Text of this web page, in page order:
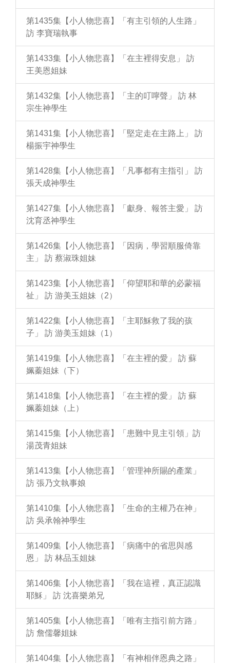
第1435集【小人物悲喜】「有主引領的人生路」
訪 李寶瑞執事
第1433集【小人物悲喜】「在主裡得安息」 訪
王美恩姐妹
第1432集【小人物悲喜】「主的叮嚀聲」 訪 林
宗生神學生
第1431集【小人物悲喜】「堅定走在主路上」 訪
楊振宇神學生
第1428集【小人物悲喜】「凡事都有主指引」 訪
張天成神學生
第1427集【小人物悲喜】「獻身、報答主愛」 訪
沈育丞神學生
第1426集【小人物悲喜】「因病，學習順服倚靠
主」 訪 蔡淑珠姐妹
第1423集【小人物悲喜】「仰望耶和華的必蒙福
祉」 訪 游美玉姐妹（2）
第1422集【小人物悲喜】「主耶穌救了我的孩
子」 訪 游美玉姐妹（1）
第1419集【小人物悲喜】「在主裡的愛」 訪 蘇
姵蓁姐妹（下）
第1418集【小人物悲喜】「在主裡的愛」 訪 蘇
姵蓁姐妹（上）
第1415集【小人物悲喜】「患難中見主引領」訪
湯茂青姐妹
第1413集【小人物悲喜】「管理神所賜的產業」
訪 張乃文執事娘
第1410集【小人物悲喜】「生命的主權乃在神」
訪 吳承翰神學生
第1409集【小人物悲喜】「病痛中的省思與感
恩」 訪 林品玉姐妹
第1406集【小人物悲喜】「我在這裡，真正認識
耶穌」 訪 沈喜樂弟兄
第1405集【小人物悲喜】「唯有主指引前方路」
訪 詹儒馨姐妹
第1404集【小人物悲喜】「有神相伴恩典之路」